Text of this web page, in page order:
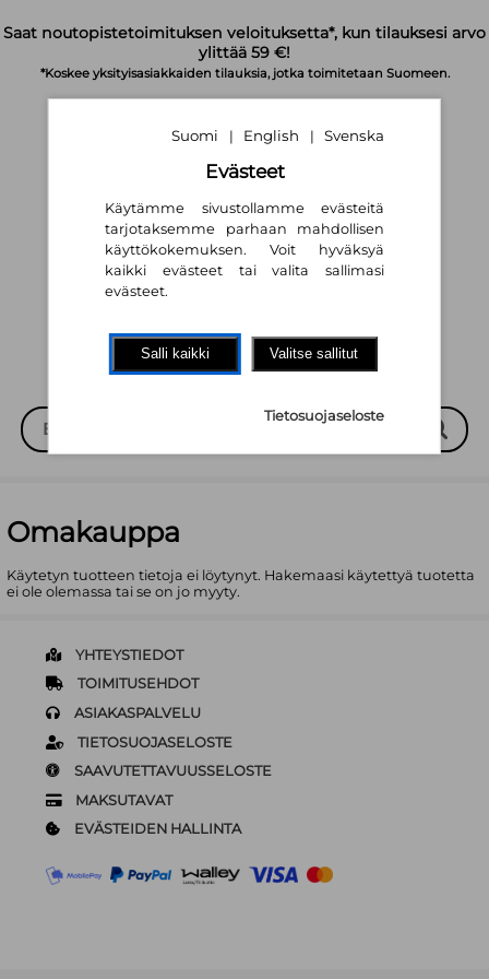
Saat noutopistetoimituksen veloituksetta*, kun tilauksesi arvo
ylittää 59 €!
*Koskee yksityisasiakkaiden tilauksia, jotka toimitetaan Suomeen.
Suomi | English | Svenska
Omakauppa
Käytetyn tuotteen tietoja ei löytynyt. Hakemaasi käytettyä tuotetta
ei ole olemassa tai se on jo myyty.
YHTEYSTIEDOT
TOIMITUSEHDOT
ASIAKASPALVELU
TIETOSUOJASELOSTE
SAAVUTETTAVUUSSELOSTE
MAKSUTAVAT
EVÄSTEIDEN HALLINTA
Suomi | English | Svenska
Evästeet
Käytämme sivustollamme evästeitä
tarjotaksemme parhaan mahdollisen
käyttökokemuksen. Voit hyväksyä
kaikki evästeet tai valita sallimasi
evästeet.
Salli kaikki Valitse sallitut
Tietosuojaseloste